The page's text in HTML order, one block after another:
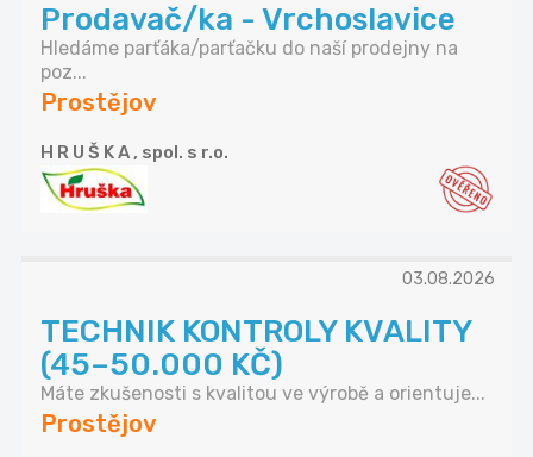
Prodavač/ka - Vrchoslavice
Hledáme parťáka/parťačku do naší prodejny na
poz...
Prostějov
H R U Š K A , spol. s r.o.
03.08.2026
TECHNIK KONTROLY KVALITY
(45–50.000 KČ)
Máte zkušenosti s kvalitou ve výrobě a orientuje...
Prostějov